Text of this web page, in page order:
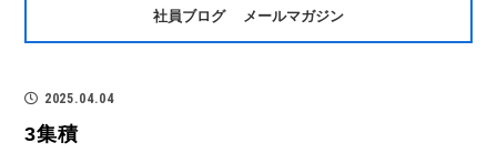
社員ブログ メールマガジン
2025.04.04
3集積